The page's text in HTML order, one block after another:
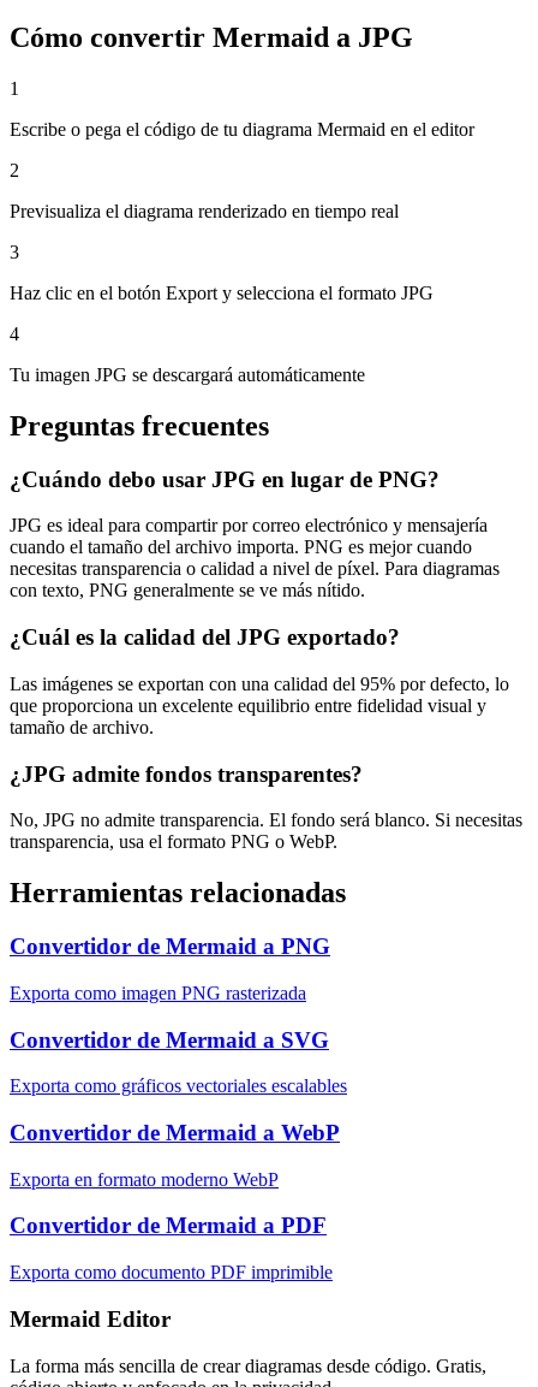
Cómo convertir Mermaid a JPG
1
Escribe o pega el código de tu diagrama Mermaid en el editor
2
Previsualiza el diagrama renderizado en tiempo real
3
Haz clic en el botón Export y selecciona el formato JPG
4
Tu imagen JPG se descargará automáticamente
Preguntas frecuentes
¿Cuándo debo usar JPG en lugar de PNG?
JPG es ideal para compartir por correo electrónico y mensajería
cuando el tamaño del archivo importa. PNG es mejor cuando
necesitas transparencia o calidad a nivel de píxel. Para diagramas
con texto, PNG generalmente se ve más nítido.
¿Cuál es la calidad del JPG exportado?
Las imágenes se exportan con una calidad del 95% por defecto, lo
que proporciona un excelente equilibrio entre fidelidad visual y
tamaño de archivo.
¿JPG admite fondos transparentes?
No, JPG no admite transparencia. El fondo será blanco. Si necesitas
transparencia, usa el formato PNG o WebP.
Herramientas relacionadas
Convertidor de Mermaid a PNG
Exporta como imagen PNG rasterizada
Convertidor de Mermaid a SVG
Exporta como gráficos vectoriales escalables
Convertidor de Mermaid a WebP
Exporta en formato moderno WebP
Convertidor de Mermaid a PDF
Exporta como documento PDF imprimible
Mermaid Editor
La forma más sencilla de crear diagramas desde código. Gratis,